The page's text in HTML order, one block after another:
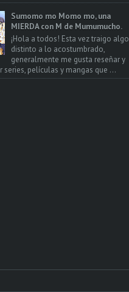
Sumomo mo Momo mo, una
MIERDA con M de Mumumucho.
¡Hola a todos! Esta vez traigo algo
distinto a lo acostumbrado,
generalmente me gusta reseñar y
series, películas y mangas que ...